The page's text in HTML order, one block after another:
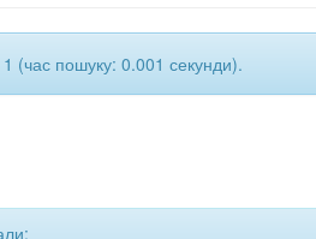
1 (час пошуку: 0.001 секунди).